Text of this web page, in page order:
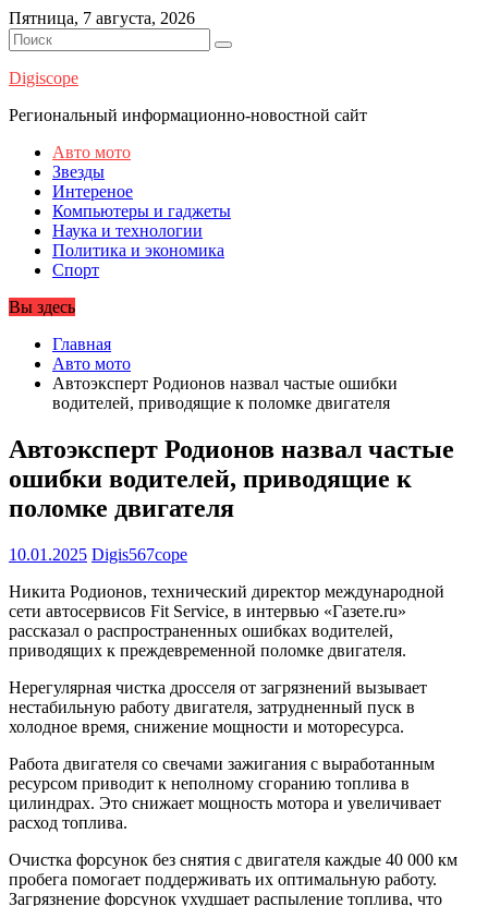
Перейти
к
содержимому
Пятница, 7 августа, 2026
Digiscope
Региональный информационно-новостной сайт
Авто мото
Звезды
Интереное
Компьютеры и гаджеты
Наука и технологии
Политика и экономика
Спорт
Вы здесь
Главная
Авто мото
Автоэксперт Родионов назвал частые ошибки
водителей, приводящие к поломке двигателя
Автоэксперт Родионов назвал частые
ошибки водителей, приводящие к
поломке двигателя
10.01.2025 Digis567cope
Никита Родионов, технический директор международной
сети автосервисов Fit Service, в интервью «Газете.ru»
рассказал о распространенных ошибках водителей,
приводящих к преждевременной поломке двигателя.
Нерегулярная чистка дросселя от загрязнений вызывает
нестабильную работу двигателя, затрудненный пуск в
холодное время, снижение мощности и моторесурса.
Работа двигателя со свечами зажигания с выработанным
ресурсом приводит к неполному сгоранию топлива в
цилиндрах. Это снижает мощность мотора и увеличивает
расход топлива.
Очистка форсунок без снятия с двигателя каждые 40 000 км
пробега помогает поддерживать их оптимальную работу.
Загрязнение форсунок ухудшает распыление топлива, что